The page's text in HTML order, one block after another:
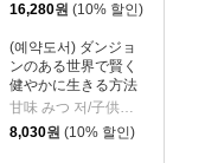
16,280원 (10% 할인)
(예약도서) ダンジョ
ンのある世界で賢く
健やかに生きる方法
9
甘味 みつ 저/子供の子 원작
8,030원 (10% 할인)